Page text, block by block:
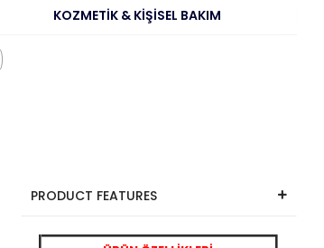
KOZMETİK & KİŞİSEL BAKIM
PRODUCT FEATURES